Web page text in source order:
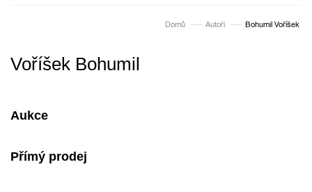
Domů Autoři Bohumil Voříšek
Voříšek Bohumil
Aukce
Přímý prodej